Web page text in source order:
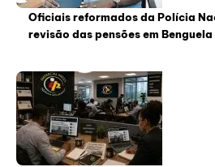
Oficiais reformados da Polícia
revisão das pensões em Benguela